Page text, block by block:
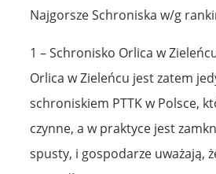
schroniskiem PTTK w Polsce,
spusty, i gospodarze uważają,
porządku.
2 – Chatka Puchatka w
Toaleta na zewnątrz (tzw.